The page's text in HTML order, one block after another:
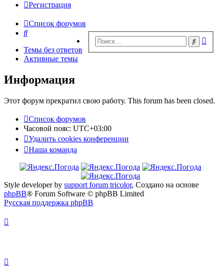
Регистрация
Список форумов
Поиск
Поиск
Темы без ответов
Активные темы
Информация
Этот форум прекратил свою работу. This forum has been closed.
Список форумов
Часовой пояс: UTC+03:00
Удалить cookies конференции
Наша команда
Style developer by support forum tricolor, Создано на основе
phpBB® Forum Software © phpBB Limited
Русская поддержка phpBB